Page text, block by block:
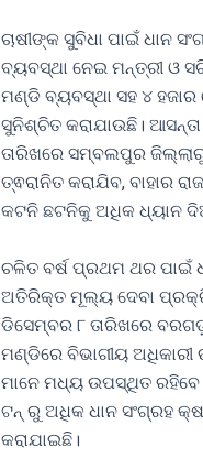
ଚାଷୀଙ୍କ ସୁବିଧା ପାଇଁ ଧାନ
ବ୍ୟବସ୍ଥା ନେଇ ମନ୍ତ୍ରୀ ଓ
ମଣ୍ଡି ବ୍ୟବସ୍ଥା ସହ ୪
ସୁନିଶ୍ଚିତ କରାଯାଉଛି।
ତାରିଖରେ ସମ୍ବଲପୁର
ତ୍ଵରାନିତ କରାଯିବ, ବାହାର
କଟନି ଛଟନିକୁ ଅଧିକ ଧ୍ୟାନ
ଚଳିତ ବର୍ଷ ପ୍ରଥମ ଥର ପାଇଁ
ଅତିରିକ୍ତ ମୂଲ୍ୟ ଦେବା
ଡିସେମ୍ବର ୮ ତାରିଖରେ
ମଣ୍ଡିରେ ବିଭାଗୀୟ
ମାନେ ମଧ୍ୟ ଉପସ୍ଥିତ
ଟନ୍ ରୁ ଅଧିକ ଧାନ ସଂଗ୍ରହ
କରାଯାଇଛି।